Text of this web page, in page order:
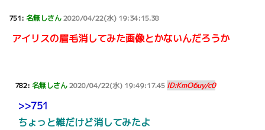
751: 名無しさん2020/04/22(水) 19:34:15.38
アイリスの眉毛消してみた画像とかないんだろうか
782: 名無しさん2020/04/22(水) 19:49:17.45 ID:KmO6uy/c0
>>751
ちょっと雑だけど消してみたよ